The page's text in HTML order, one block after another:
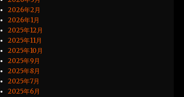
2026年2月
2026年1月
2025年12月
2025年11月
2025年10月
2025年9月
2025年8月
2025年7月
2025年6月